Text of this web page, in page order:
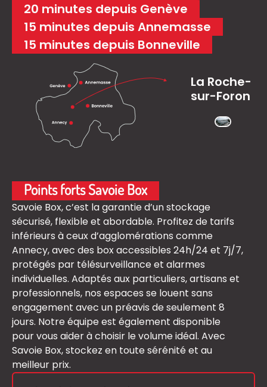
20 minutes depuis Genève
15 minutes depuis Annemasse
15 minutes depuis Bonneville
La Roche-
sur-Foron
Points forts Savoie Box
Savoie Box, c’est la garantie d’un stockage
sécurisé, flexible et abordable. Profitez de tarifs
inférieurs à ceux d’agglomérations comme
Annecy, avec des box accessibles 24h/24 et 7j/7,
protégés par télésurveillance et alarmes
individuelles. Adaptés aux particuliers, artisans et
professionnels, nos espaces se louent sans
engagement avec un préavis de seulement 8
jours. Notre équipe est également disponible
pour vous aider à choisir le volume idéal. Avec
Savoie Box, stockez en toute sérénité et au
meilleur prix.